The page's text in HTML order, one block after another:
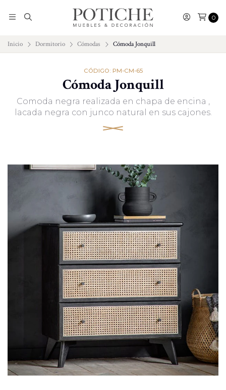
0
Inicio Dormitorio Cómodas Cómoda Jonquill
CÓDIGO: PM-CM-65
Cómoda Jonquill
Comoda negra realizada en chapa de encina ,
lacada negra con junco natural en sus cajones.